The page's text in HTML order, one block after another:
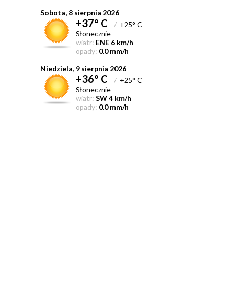
Sobota, 8 sierpnia 2026
+37° C /+25° C
Słonecznie
wiatr: ENE 6 km/h
opady: 0.0 mm/h
Niedziela, 9 sierpnia 2026
+36° C /+25° C
Słonecznie
wiatr: SW 4 km/h
opady: 0.0 mm/h